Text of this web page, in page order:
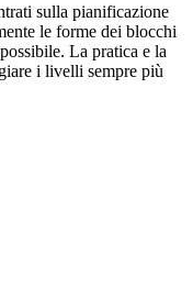
sulla pianificazione
le forme dei blocchi
La pratica e la
i livelli sempre più